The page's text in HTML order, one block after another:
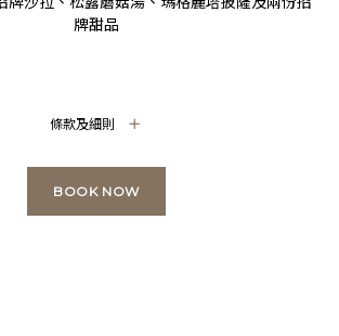
牌甜品
條款及細則
BOOK NOW